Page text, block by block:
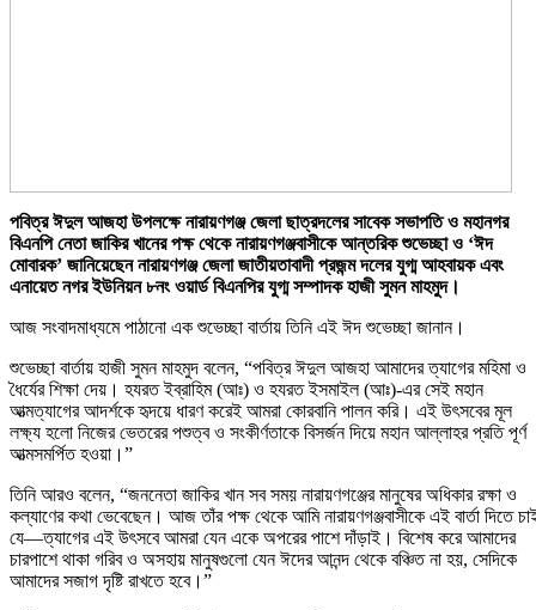
পবিত্র ঈদুল আজহা উপলক্ষে নারায়ণগঞ্জ জেলা ছাত্রদলের সাবেক সভাপতি ও মহানগর
বিএনপি নেতা জাকির খানের পক্ষ থেকে নারায়ণগঞ্জবাসীকে আন্তরিক শুভেচ্ছা ও ‘ঈদ
মোবারক’ জানিয়েছেন নারায়ণগঞ্জ জেলা জাতীয়তাবাদী প্রজন্ম দলের যুগ্ম আহবায়ক এবং
এনায়েত নগর ইউনিয়ন ৮নং ওয়ার্ড বিএনপির যুগ্ম সম্পাদক হাজী সুমন মাহমুদ।
আজ সংবাদমাধ্যমে পাঠানো এক শুভেচ্ছা বার্তায় তিনি এই ঈদ শুভেচ্ছা জানান।
শুভেচ্ছা বার্তায় হাজী সুমন মাহমুদ বলেন, “পবিত্র ঈদুল আজহা আমাদের ত্যাগের মহিমা ও
ধৈর্যের শিক্ষা দেয়। হযরত ইব্রাহিম (আঃ) ও হযরত ইসমাইল (আঃ)-এর সেই মহান
আত্মত্যাগের আদর্শকে হৃদয়ে ধারণ করেই আমরা কোরবানি পালন করি। এই উৎসবের মূল
লক্ষ্য হলো নিজের ভেতরের পশুত্ব ও সংকীর্ণতাকে বিসর্জন দিয়ে মহান আল্লাহর প্রতি পূর্ণ
আত্মসমর্পিত হওয়া।”
তিনি আরও বলেন, “জননেতা জাকির খান সব সময় নারায়ণগঞ্জের মানুষের অধিকার রক্ষা ও
কল্যাণের কথা ভেবেছেন। আজ তাঁর পক্ষ থেকে আমি নারায়ণগঞ্জবাসীকে এই বার্তা দিতে
যে—ত্যাগের এই উৎসবে আমরা যেন একে অপরের পাশে দাঁড়াই। বিশেষ করে আমাদের
চারপাশে থাকা গরিব ও অসহায় মানুষগুলো যেন ঈদের আনন্দ থেকে বঞ্চিত না হয়, সেদিকে
আমাদের সজাগ দৃষ্টি রাখতে হবে।”